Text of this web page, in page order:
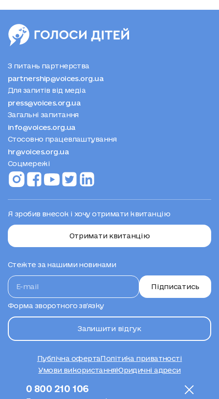
0 800 210 106
З питань партнерства
partnership@voices.org.ua
Для запитів від медіа
press@voices.org.ua
Загальні запитання
info@voices.org.ua
Стосовно працевлаштування
hr@voices.org.ua
Соцмережі
Я зробив внесок і хочу отримати квитанцію
Отримати квитанцію
Стежте за нашими новинами
Підписатись
Форма зворотного зв’язку
Залишити відгук
Публічна офертаПолітика приватності
Умови використанняЮридичні адреси
Сайт створено